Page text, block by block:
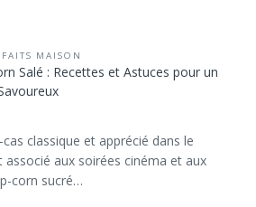
MAISON
Salé : Recettes et Astuces pour un
classique et apprécié dans le
aux soirées cinéma et aux
corn sucré…